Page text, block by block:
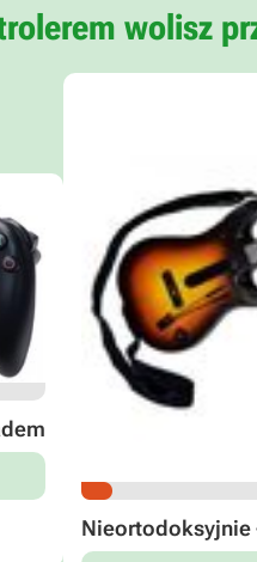
wolisz
Nieortodoksyjnie